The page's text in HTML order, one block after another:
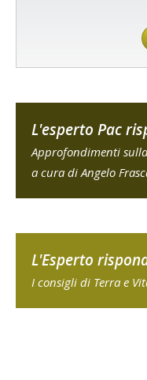
L'esperto Pac
Approfondimenti
a cura di Angelo
L'Esperto
I consigli di Terra e